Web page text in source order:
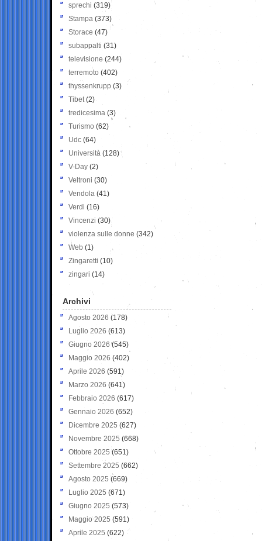
sprechi (319)
Stampa (373)
Storace (47)
subappalti (31)
televisione(244)
terremoto (402)
thyssenkrupp (3)
Tibet(2)
tredicesima (3)
Turismo (62)
Udc (64)
Università (128)
V-Day (2)
Veltroni (30)
Vendola (41)
Verdi (16)
Vincenzi (30)
violenza sulle donne (342)
Web (1)
Zingaretti (10)
zingari (14)
Archivi
Agosto 2026 (178)
Luglio 2026 (613)
Giugno 2026 (545)
Maggio 2026 (402)
Aprile 2026 (591)
Marzo 2026 (641)
Febbraio 2026 (617)
Gennaio 2026 (652)
Dicembre 2025 (627)
Novembre 2025 (668)
Ottobre 2025 (651)
Settembre 2025 (662)
Agosto 2025 (669)
Luglio 2025 (671)
Giugno 2025 (573)
Maggio 2025 (591)
Aprile 2025 (622)